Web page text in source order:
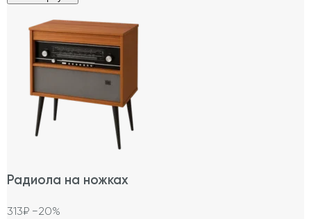
Радиола на ножках
313₽ −20%